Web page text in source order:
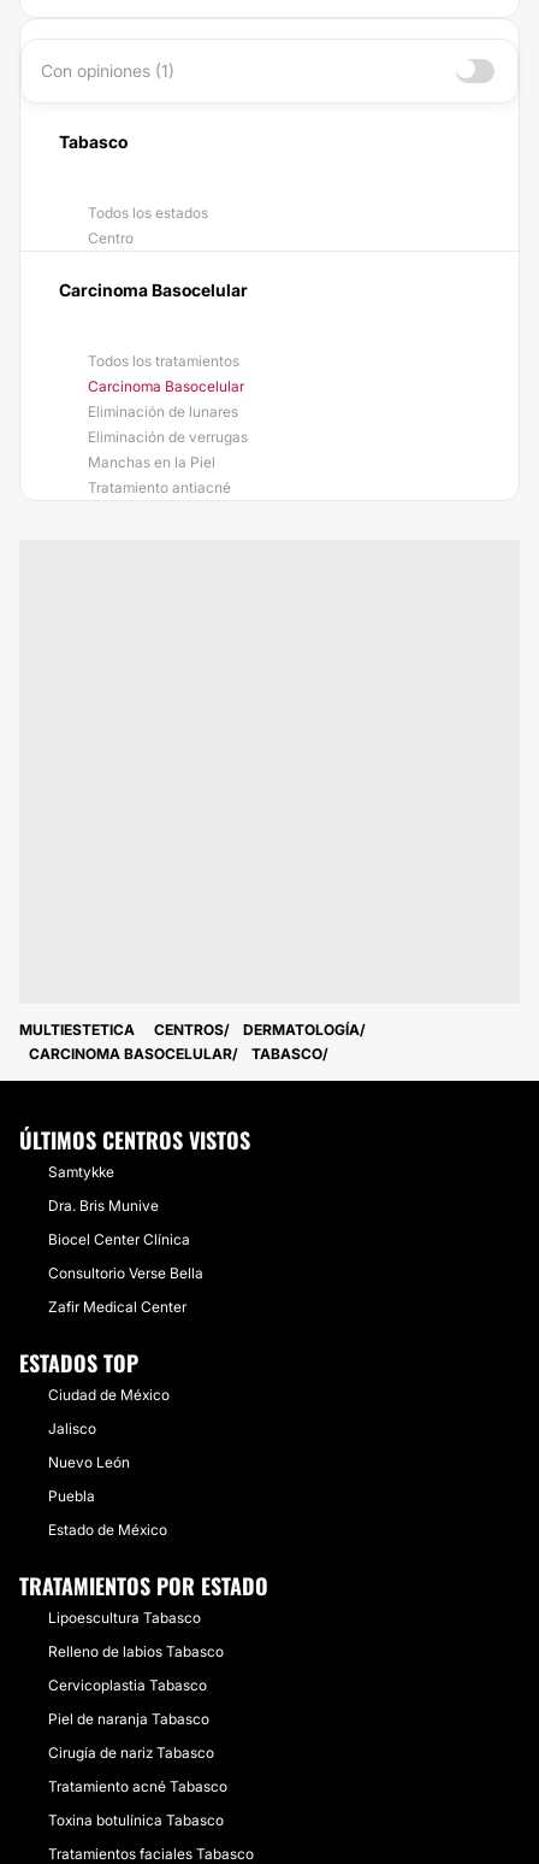
Con opiniones (1)
Tabasco
Todos los estados
Centro
Carcinoma Basocelular
Todos los tratamientos
Carcinoma Basocelular
Eliminación de lunares
Eliminación de verrugas
Manchas en la Piel
Tratamiento antiacné
MULTIESTETICA CENTROS
DERMATOLOGÍA
CARCINOMA BASOCELULAR
TABASCO
ÚLTIMOS CENTROS VISTOS
Samtykke
Dra. Bris Munive
Biocel Center Clínica
Consultorio Verse Bella
Zafir Medical Center
ESTADOS TOP
Ciudad de México
Jalisco
Nuevo León
Puebla
Estado de México
TRATAMIENTOS POR ESTADO
Lipoescultura Tabasco
Relleno de labios Tabasco
Cervicoplastia Tabasco
Piel de naranja Tabasco
Cirugía de nariz Tabasco
Tratamiento acné Tabasco
Toxina botulínica Tabasco
Tratamientos faciales Tabasco